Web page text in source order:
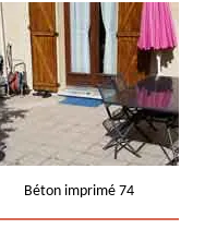
Béton imprimé 74